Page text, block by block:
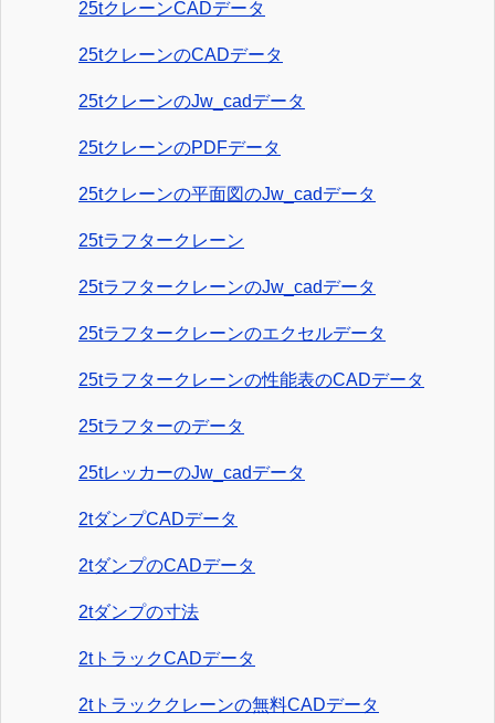
25tクレーンCADデータ
25tクレーンのCADデータ
25tクレーンのJw_cadデータ
25tクレーンのPDFデータ
25tクレーンの平面図のJw_cadデータ
25tラフタークレーン
25tラフタークレーンのJw_cadデータ
25tラフタークレーンのエクセルデータ
25tラフタークレーンの性能表のCADデータ
25tラフターのデータ
25tレッカーのJw_cadデータ
2tダンプCADデータ
2tダンプのCADデータ
2tダンプの寸法
2tトラックCADデータ
2tトラッククレーンの無料CADデータ